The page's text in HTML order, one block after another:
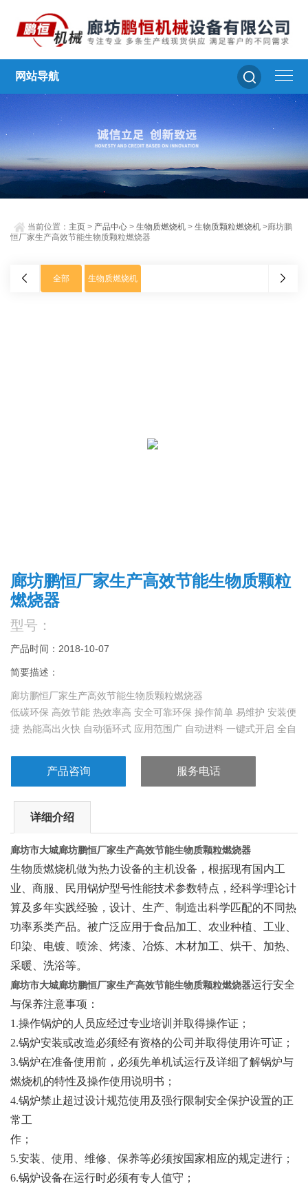
网站导航
当前位置： 主页 > 产品中心 >生物质燃烧机 >生物质颗粒燃烧机 >廊坊鹏
恒厂家生产高效节能生物质颗粒燃烧器
全部 生物质燃烧机
廊坊鹏恒厂家生产高效节能生物质颗粒
燃烧器
型号：
产品时间：2018-10-07
简要描述：
廊坊鹏恒厂家生产高效节能生物质颗粒燃烧器
低碳环保 高效节能 热效率高 安全可靠环保 操作简单 易维护 安装便
捷 热能高出火快 自动循环式 应用范围广 自动进料 一键式开启 全自
产品咨询 服务电话
详细介绍
廊坊市大城廊坊鹏恒厂家生产高效节能生物质颗粒燃烧器
生物质燃烧机做为热力设备的主机设备，根据现有国内工
业、商服、民用锅炉型号性能技术参数特点，经科学理论计
算及多年实践经验，设计、生产、制造出科学匹配的不同热
功率系类产品。被广泛应用于食品加工、农业种植、工业、
印染、电镀、喷涂、烤漆、冶炼、木材加工、烘干、加热、
采暖、洗浴等。
廊坊市大城廊坊鹏恒厂家生产高效节能生物质颗粒燃烧器运行安全
与保养注意事项：
1.操作锅炉的人员应经过专业培训并取得操作证；
2.锅炉安装或改造必须经有资格的公司并取得使用许可证；
3.锅炉在准备使用前，必须先单机试运行及详细了解锅炉与
燃烧机的特性及操作使用说明书；
4.锅炉禁止超过设计规范使用及强行限制安全保护设置的正
常工
作；
5.安装、使用、维修、保养等必须按国家相应的规定进行；
6.锅炉设备在运行时必须有专人值守；